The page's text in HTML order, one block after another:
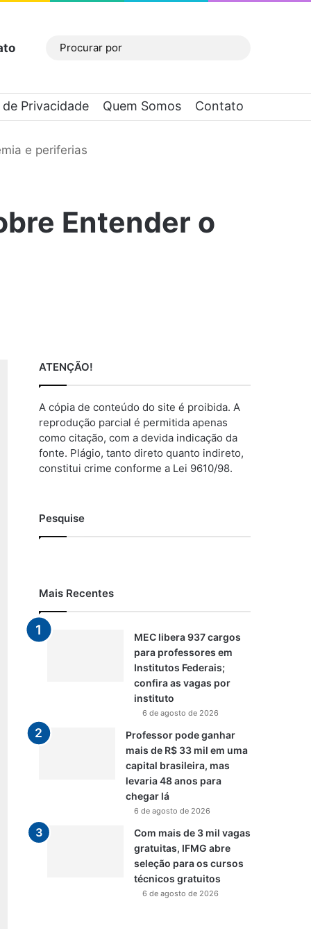
Barra Lateral
Privacidade Quem Somos Contato
e periferias
Entender o
ATENÇÃO!
A cópia de conteúdo do site é proibida. A
reprodução parcial é permitida apenas
como citação, com a devida indicação da
fonte. Plágio, tanto direto quanto indireto,
constitui crime conforme a Lei 9610/98.
Pesquise
Mais Recentes
MEC libera 937 cargos
para professores em
Institutos Federais;
confira as vagas por
instituto
6 de agosto de 2026
Professor pode ganhar
mais de R$ 33 mil em uma
capital brasileira, mas
levaria 48 anos para
chegar lá
6 de agosto de 2026
Com mais de 3 mil vagas
gratuitas, IFMG abre
seleção para os cursos
técnicos gratuitos
6 de agosto de 2026